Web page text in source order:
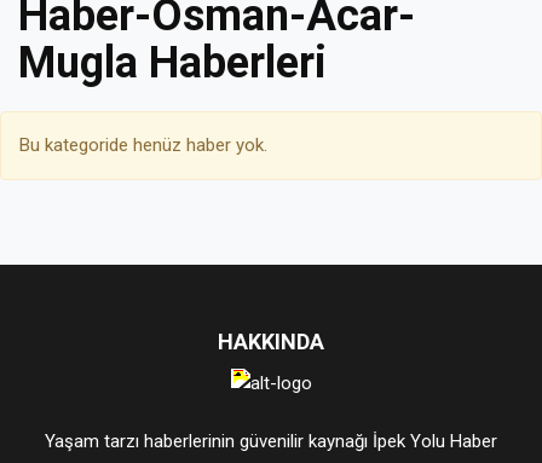
Haber-Osman-Acar-
Mugla Haberleri
Bu kategoride henüz haber yok.
HAKKINDA
Yaşam tarzı haberlerinin güvenilir kaynağı İpek Yolu Haber